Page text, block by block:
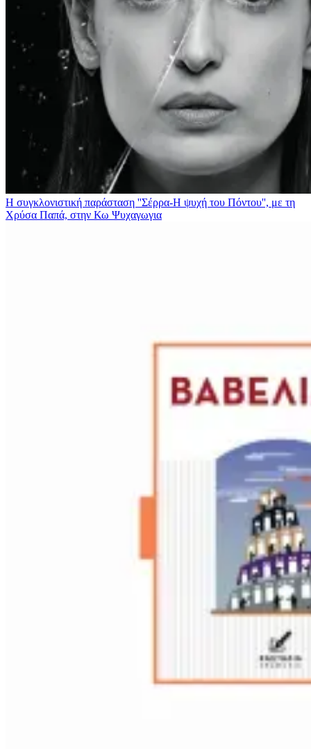
Η συγκλονιστική παράσταση ''Σέρρα-Η ψυχή του Πόντου'', με τη
Χρύσα Παπά, στην Κω Ψυχαγωγια